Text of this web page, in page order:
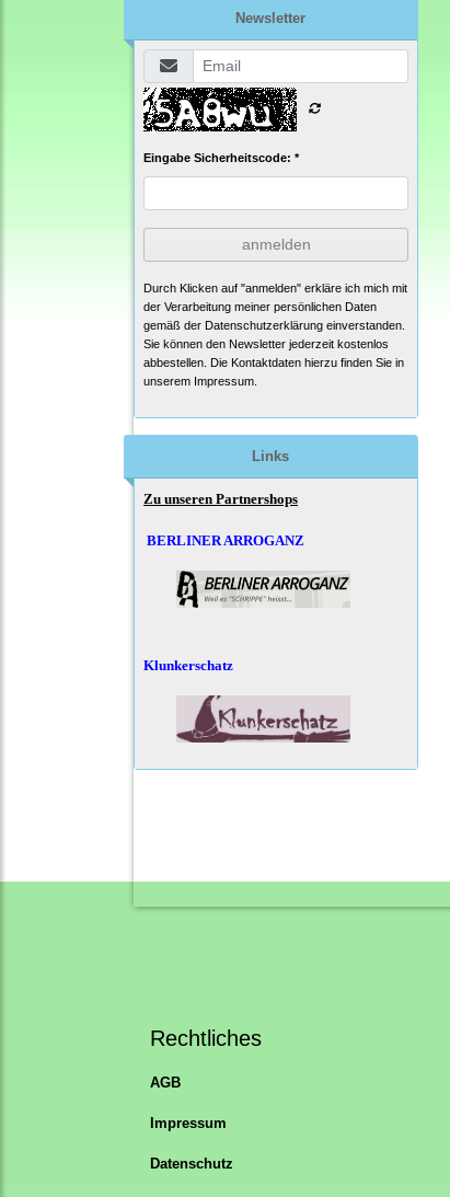
Newsletter
Eingabe Sicherheitscode: *
anmelden
Durch Klicken auf "anmelden" erkläre ich mich mit
der Verarbeitung meiner persönlichen Daten
gemäß der Datenschutzerklärung einverstanden.
Sie können den Newsletter jederzeit kostenlos
abbestellen. Die Kontaktdaten hierzu finden Sie in
unserem Impressum.
Links
Zu unseren Partnershops
BERLINER ARROGANZ
Klunkerschatz
Rechtliches
AGB
Impressum
Datenschutz